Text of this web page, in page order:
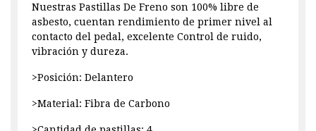
Nuestras Pastillas De Freno son 100% libre de
asbesto, cuentan rendimiento de primer nivel al
contacto del pedal, excelente Control de ruido,
vibración y dureza.
>Posición: Delantero
>Material: Fibra de Carbono